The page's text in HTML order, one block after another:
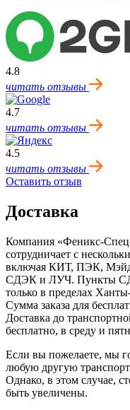
4.8
читать отзывы
4.7
читать отзывы
4.5
читать отзывы
Оставить отзыв
Доставка
Компания «Феникс-
сотрудничает с
включая КИТ, ПЭК,
CДЭК и ЛУЧ. Пункты
только в пределах
Сумма заказа для
Доставка до
бесплатно, в среду и
Если вы пожелаете, мы
любую другую
Однако, в этом случае,
быть увеличены.